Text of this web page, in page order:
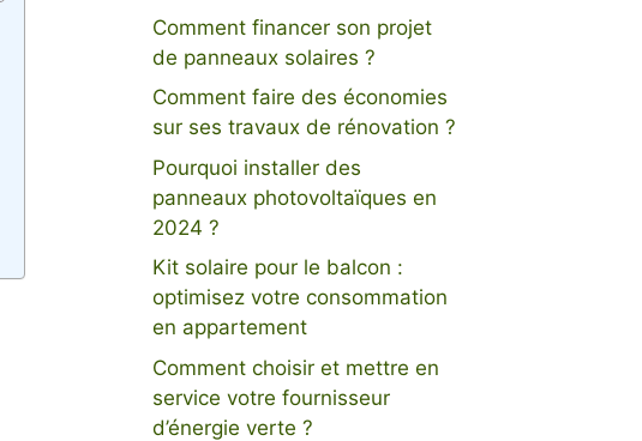
Comment financer son projet
de panneaux solaires ?
Comment faire des économies
sur ses travaux de rénovation ?
Pourquoi installer des
panneaux photovoltaïques en
2024 ?
Kit solaire pour le balcon :
optimisez votre consommation
en appartement
Comment choisir et mettre en
service votre fournisseur
d’énergie verte ?